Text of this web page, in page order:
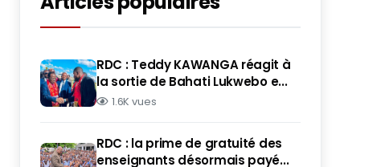
RDC : Teddy KAWANGA réagit à
la sortie de Bahati Lukwebo e...
1.6K vues
RDC : la prime de gratuité des
enseignants désormais payé...